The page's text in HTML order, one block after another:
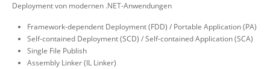
Deployment von modernen .NET-Anwendungen
Framework-dependent Deployment (FDD) / Portable Application (PA)
Self-contained Deployment (SCD) / Self-contained Application (SCA)
Single File Publish
Assembly Linker (IL Linker)